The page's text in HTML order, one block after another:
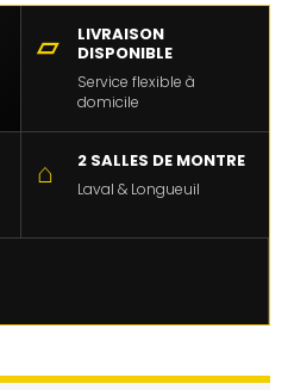
▱
LIVRAISON
DISPONIBLE
Service flexible à
domicile
⌂ 2 SALLES DE MONTRE
Laval & Longueuil